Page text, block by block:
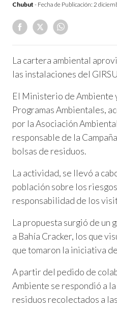
Chubut - Fecha de Publicación: 2
La cartera ambiental
las instalaciones del
El Ministerio de Ambiente
Programas Ambientales,
por la Asociación
responsable de la
bolsas de residuos.
La actividad, se llevó a
población sobre los
responsabilidad de los
La propuesta surgió de un
a Bahía Cracker, los que
que tomaron la iniciativa
A partir del pedido de
Ambiente se respondió a
residuos recolectados a